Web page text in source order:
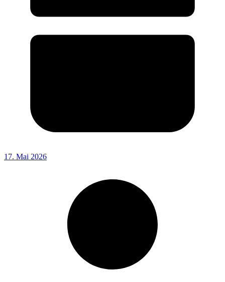
17. Mai 2026